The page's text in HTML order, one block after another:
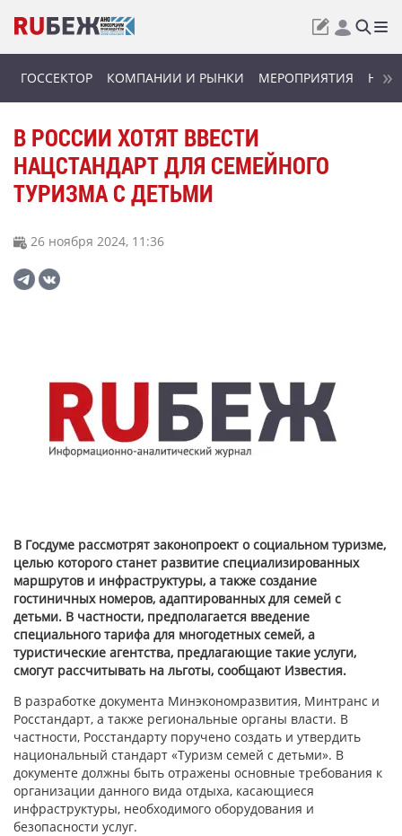
ГОССЕКТОР КОМПАНИИ И РЫНКИ МЕРОПРИЯТИЯ
В РОССИИ ХОТЯТ ВВЕСТИ
НАЦСТАНДАРТ ДЛЯ СЕМЕЙНОГО
ТУРИЗМА С ДЕТЬМИ
26 ноября 2024, 11:36
В Госдуме рассмотрят законопроект о социальном туризме,
целью которого станет развитие специализированных
маршрутов и инфраструктуры, а также создание
гостиничных номеров, адаптированных для семей с
детьми. В частности, предполагается введение
специального тарифа для многодетных семей, а
туристические агентства, предлагающие такие услуги,
смогут рассчитывать на льготы, сообщают Известия.
В разработке документа Минэкономразвития, Минтранс и
Росстандарт, а также региональные органы власти. В
частности, Росстандарту поручено создать и утвердить
национальный стандарт «Туризм семей с детьми». В
документе должны быть отражены основные требования к
организации данного вида отдыха, касающиеся
инфраструктуры, необходимого оборудования и
безопасности услуг.